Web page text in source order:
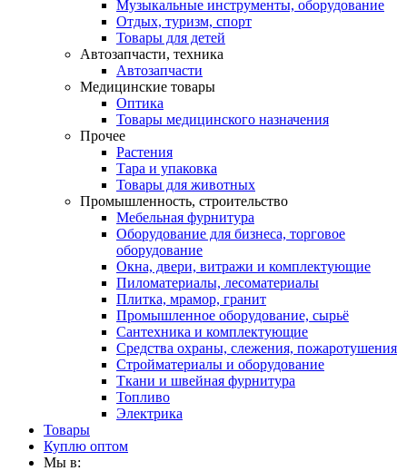
Музыкальные инструменты, оборудование
Отдых, туризм, спорт
Товары для детей
Автозапчасти, техника
Автозапчасти
Медицинские товары
Оптика
Товары медицинского назначения
Прочее
Растения
Тара и упаковка
Товары для животных
Промышленность, строительство
Мебельная фурнитура
Оборудование для бизнеса, торговое
оборудование
Окна, двери, витражи и комплектующие
Пиломатериалы, лесоматериалы
Плитка, мрамор, гранит
Промышленное оборудование, сырьё
Сантехника и комплектующие
Средства охраны, слежения, пожаротушения
Стройматериалы и оборудование
Ткани и швейная фурнитура
Топливо
Электрика
Товары
Куплю оптом
Мы в: